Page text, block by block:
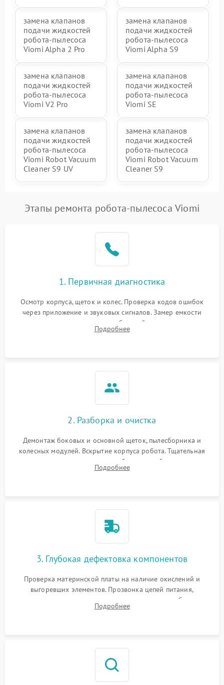
замена клапанов
подачи жидкостей
робота-пылесоса
Viomi Alpha 2 Pro
замена клапанов
подачи жидкостей
робота-пылесоса
Viomi Alpha S9
замена клапанов
подачи жидкостей
робота-пылесоса
Viomi V2 Pro
замена клапанов
подачи жидкостей
робота-пылесоса
Viomi SE
замена клапанов
подачи жидкостей
робота-пылесоса
Viomi Robot Vacuum
Cleaner S9 UV
замена клапанов
подачи жидкостей
робота-пылесоса
Viomi Robot Vacuum
Cleaner S9
Этапы ремонта робота-пылесоса Viomi
1. Первичная диагностика
Осмотр корпуса, щеток и колес. Проверка кодов ошибок
через приложение и звуковых сигналов. Замер емкости
аккумулятора и тестирование базовой станции зарядки.
Оценка работы лидара, бампера и датчиков падения для
Подробнее
2. Разборка и очистка
Демонтаж боковых и основной щеток, пылесборника и
колесных модулей. Вскрытие корпуса робота. Тщательная
очистка внутренних полостей, шестерней и плат от
скопившейся пыли, волос и шерсти животных с
Подробнее
3. Глубокая дефектовка компонентов
Проверка материнской платы на наличие окислений и
выгоревших элементов. Прозвонка цепей питания,
тестирование приводных моторов колес и турбины
всасывания. Оценка состояния оптических и инфракрасных
Подробнее